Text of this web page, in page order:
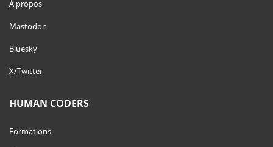
À propos
Mastodon
Bluesky
X/Twitter
HUMAN CODERS
Formations